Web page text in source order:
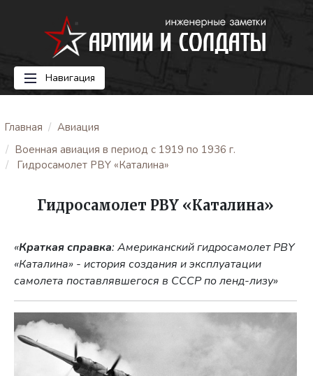
Навигация
Главная
Авиация
Военная авиация в период с 1919 по 1936 г.
Гидросамолет PBY «Каталина»
Гидросамолет PBY «Каталина»
«Краткая справка: Американский гидросамолет PBY
«Каталина» - история создания и эксплуатации
самолета поставлявшегося в СССР по ленд-лизу»